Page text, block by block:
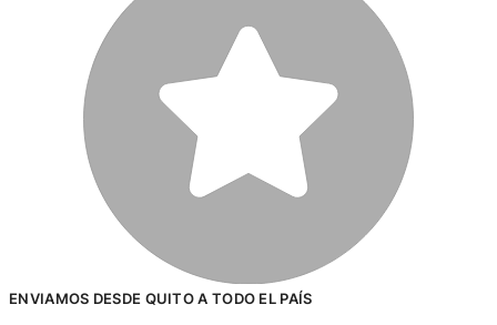
ENVIAMOS DESDE QUITO A TODO EL PAÍS